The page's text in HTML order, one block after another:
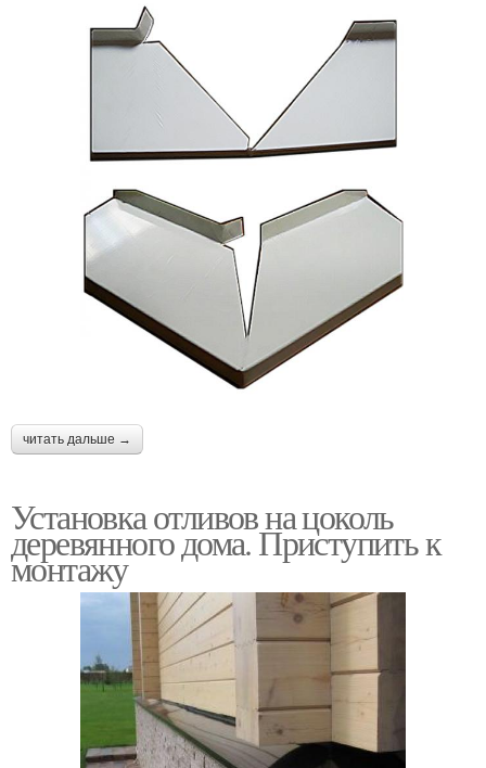
читать дальше →
Установка отливов на цоколь
деревянного дома. Приступить к
монтажу